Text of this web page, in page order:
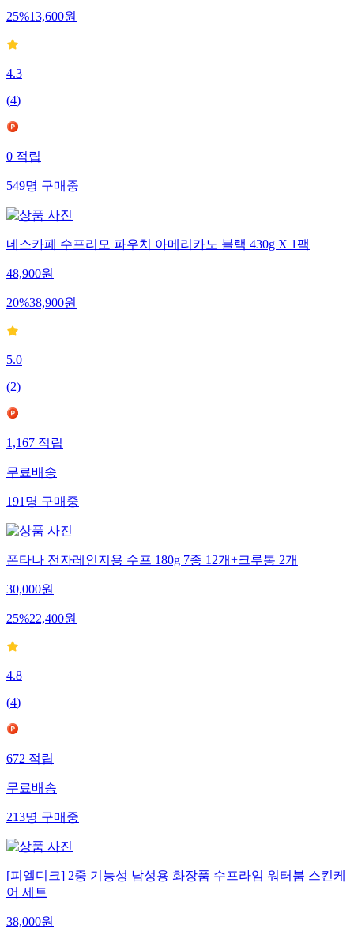
25%13,600원
4.3
(4)
0 적립
549명 구매중
네스카페 수프리모 파우치 아메리카노 블랙 430g X 1팩
48,900원
20%38,900원
5.0
(2)
1,167 적립
무료배송
191 명 구매중
폰타나 전자레인지용 수프 180g 7종 12개+크루통 2개
30,000원
25%22,400원
4.8
(4)
672 적립
무료배송
213명 구매중
[피엘디크] 2중 기능성 남성용 화장품 수프라임 워터붐 스킨케
어 세트
38,000원